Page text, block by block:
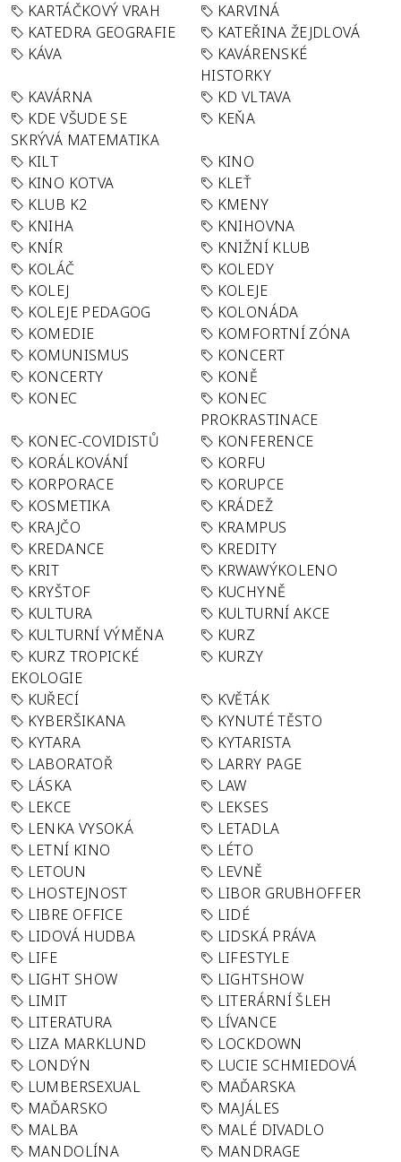
KARTÁČKOVÝ VRAH
KARVINÁ
KATEDRA GEOGRAFIE
KATEŘINA ŽEJDLOVÁ
KÁVA
KAVÁRENSKÉ
HISTORKY
KAVÁRNA
KD VLTAVA
KDE VŠUDE SE
SKRÝVÁ MATEMATIKA
KEŇA
KILT
KINO
KINO KOTVA
KLEŤ
KLUB K2
KMENY
KNIHA
KNIHOVNA
KNÍR
KNIŽNÍ KLUB
KOLÁČ
KOLEDY
KOLEJ
KOLEJE
KOLEJE PEDAGOG
KOLONÁDA
KOMEDIE
KOMFORTNÍ ZÓNA
KOMUNISMUS
KONCERT
KONCERTY
KONĚ
KONEC
KONEC
PROKRASTINACE
KONEC-COVIDISTŮ
KONFERENCE
KORÁLKOVÁNÍ
KORFU
KORPORACE
KORUPCE
KOSMETIKA
KRÁDEŽ
KRAJČO
KRAMPUS
KREDANCE
KREDITY
KRIT
KRWAWÝKOLENO
KRYŠTOF
KUCHYNĚ
KULTURA
KULTURNÍ AKCE
KULTURNÍ VÝMĚNA
KURZ
KURZ TROPICKÉ
EKOLOGIE
KURZY
KUŘECÍ
KVĚTÁK
KYBERŠIKANA
KYNUTÉ TĚSTO
KYTARA
KYTARISTA
LABORATOŘ
LARRY PAGE
LÁSKA
LAW
LEKCE
LEKSES
LENKA VYSOKÁ
LETADLA
LETNÍ KINO
LÉTO
LETOUN
LEVNĚ
LHOSTEJNOST
LIBOR GRUBHOFFER
LIBRE OFFICE
LIDÉ
LIDOVÁ HUDBA
LIDSKÁ PRÁVA
LIFE
LIFESTYLE
LIGHT SHOW
LIGHTSHOW
LIMIT
LITERÁRNÍ ŠLEH
LITERATURA
LÍVANCE
LIZA MARKLUND
LOCKDOWN
LONDÝN
LUCIE SCHMIEDOVÁ
LUMBERSEXUAL
MAĎARSKA
MAĎARSKO
MAJÁLES
MALBA
MALÉ DIVADLO
MANDOLÍNA
MANDRAGE